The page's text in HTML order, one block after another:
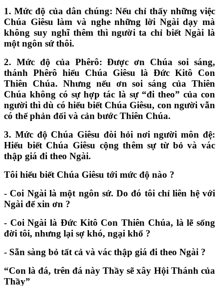
1. Mức độ của dân chúng: Nếu chỉ thấy những việc
Chúa Giêsu làm và nghe những lời Ngài dạy mà
không suy nghĩ thêm thì người ta chỉ biết Ngài là
một ngôn sứ thôi.
2. Mức độ của Phêrô: Được ơn Chúa soi sáng,
thánh Phêrô hiểu Chúa Giêsu là Đức Kitô Con
Thiên Chúa. Nhưng nếu ơn soi sáng của Thiên
Chúa không có sự hợp tác là sự “đi theo” của con
người thì dù có hiểu biết Chúa Giêsu, con người vẫn
có thể phản đối và cản bước Thiên Chúa.
3. Mức độ Chúa Giêsu đòi hỏi nơi người môn đệ:
Hiểu biết Chúa Giêsu cộng thêm sự từ bỏ và vác
thập giá đi theo Ngài.
Tôi hiểu biết Chúa Giêsu tới mức độ nào ?
- Coi Ngài là một ngôn sứ. Do đó tôi chỉ liên hệ với
Ngài để xin ơn ?
- Coi Ngài là Đức Kitô Con Thiên Chúa, là lẽ sống
đời tôi, nhưng lại sợ khó, ngại khổ ?
- Sẵn sàng bỏ tất cả và vác thập giá đi theo Ngài ?
“Con là đá, trên đá này Thầy sẽ xây Hội Thánh của
Thầy”